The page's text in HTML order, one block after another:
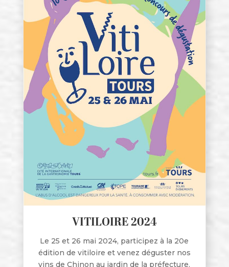
VITILOIRE 2024
Le 25 et 26 mai 2024, participez à la 20e
édition de vitiloire et venez déguster nos
vins de Chinon au jardin de la préfecture.